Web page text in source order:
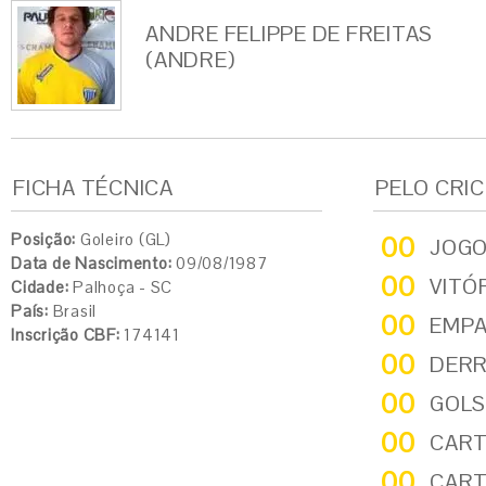
ANDRE FELIPPE DE FREITAS
(ANDRE)
FICHA TÉCNICA
Posição: Goleiro (GL)
Data de Nascimento: 09/08/1987
Cidade: Palhoça - SC
País: Brasil
Inscrição CBF: 174141
PELO
00
00
00
00
00
00